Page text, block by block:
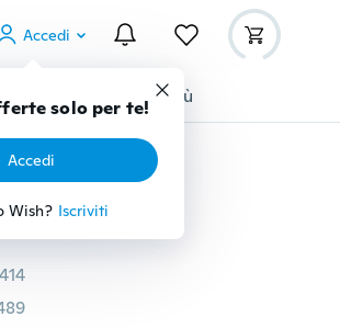
Accedi
solo per te!
Accedi
Wish? Iscriviti
per animali Di più